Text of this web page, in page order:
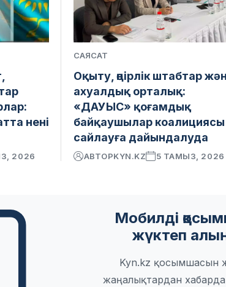
нені
2026
САЯСАТ
Оқыту, өңірлік штабтар
ахуалдық орталық:
«ДАУЫС» қоғамдық
байқаушылар коалициясы
сайлауға дайындалуда
АВТОРKYN.KZ 5 ТАМЫЗ, 2026
Мобилді
жүктеп
Kyn.kz қосымшасын
жаңалықтардан